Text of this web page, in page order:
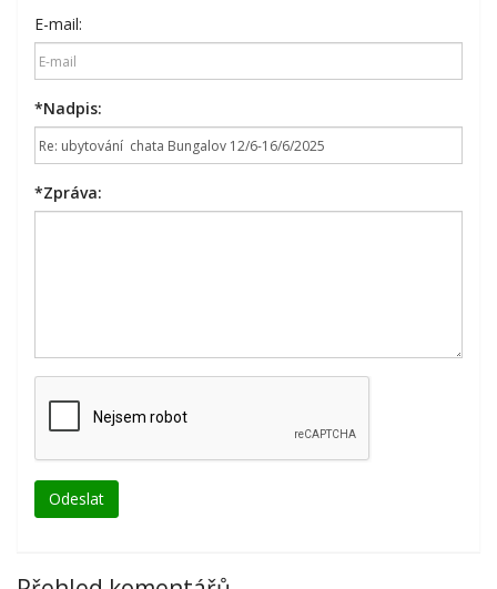
E-mail:
*Nadpis:
*Zpráva: